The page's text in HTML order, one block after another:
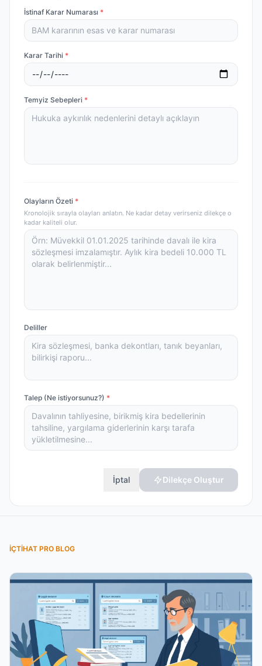
İstinaf Karar Numarası *
Karar Tarihi *
Temyiz Sebepleri *
Olayların Özeti *
Kronolojik sırayla olayları anlatın. Ne kadar detay verirseniz dilekçe o
kadar kaliteli olur.
Deliller
Talep (Ne istiyorsunuz?) *
İptal Dilekçe Oluştur
İÇTIHAT PRO BLOG